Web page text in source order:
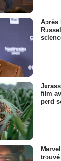
Après
film
perd
trouvé